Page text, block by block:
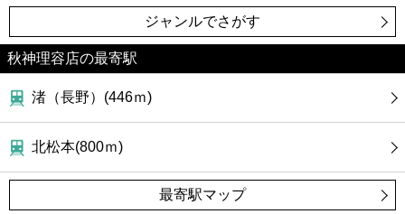
ジャンルでさがす
秋神理容店の最寄駅
渚（長野）(446ｍ)
北松本(800ｍ)
最寄駅マップ